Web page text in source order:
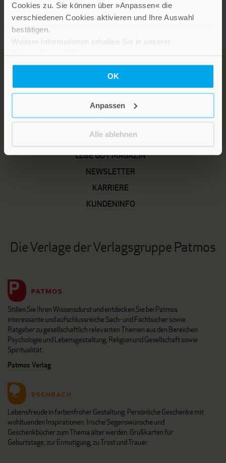
Cookies zu. Sie können über »Anpassen« die
verschiedenen Cookies aktivieren und Ihre Auswahl
bestätigen.
Weitere Informationen erhalten Sie in unserer
OK
Anpassen
Alle ablehnen
LEBE GUT MAGAZIN
NEWSLETTER
KARRIERE
KUNDENINFO
Die Verlage der Verlagsgruppe Patmos
Stillen Sie Ihren Wissensdurst und entdecken Sie bei Patmos
interessante und aufschlussreiche Sach- und Fachbücher sowie
Ratgeber zu gesellschaftlich relevanten Themen aus den Bereichen
Psychologie und Lebensgestaltung, Religion und Gesellschaft sowie
Spiritualität.
Patmos Verlag
Lebensfreude in farbenfroher Gestaltung: Persönliche Geschenke mit
wohltuenden Inspirationen. Irische Segenswünsche und
Geschenkbücher zum Thema älter werden. Grußkarten für
Geburtstage, zur Ermutigung, zu Trost und Trauer.